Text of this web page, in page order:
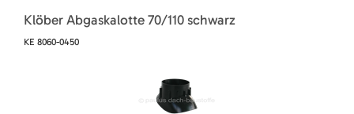
Klöber Abgaskalotte 70/110 schwarz
KE 8060-0450